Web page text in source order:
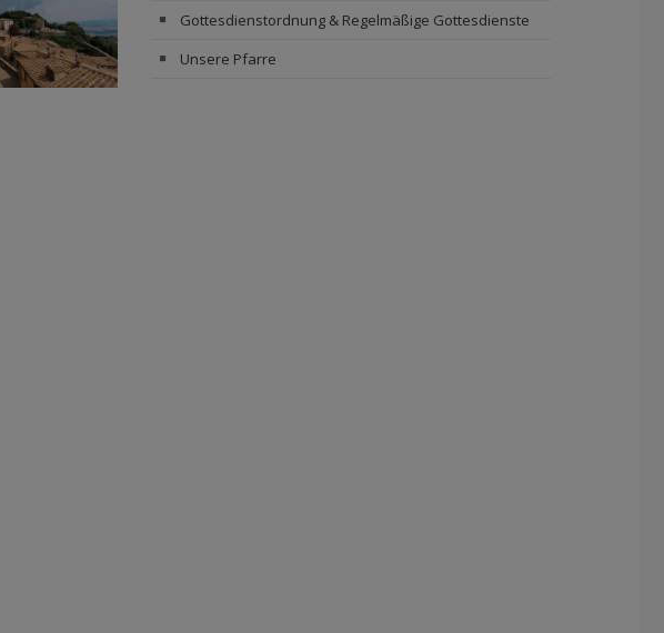
Gottesdienstordnung & Regelmäßige Gottesdienste
Unsere Pfarre